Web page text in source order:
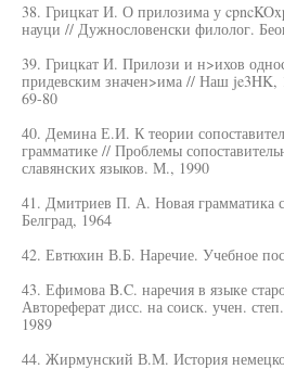
38. Грицкат И. О прилозима у
науци // Дужнословенски филолог.
39. Грицкат И. Прилози и н>ихов
придевским значен>има // Наш je3HK,
69-80
40. Демина Е.И. К теории
грамматике // Проблемы
славянских языков. М., 1990
41. Дмитриев П. А. Новая грамматика
Белград, 1964
42. Евтюхин В.Б. Наречие. Учебное
43. Ефимова B.C. наречия в языке
Автореферат дисс. на соиск. учен.
1989
44. Жирмунский В.М. История